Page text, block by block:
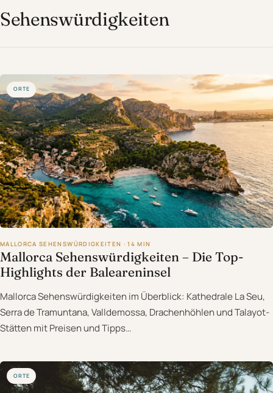
Sehenswürdigkeiten
ORTE
MALLORCA SEHENSWÜRDIGKEITEN · 14 MIN
Mallorca Sehenswürdigkeiten – Die Top-
Highlights der Baleareninsel
Mallorca Sehenswürdigkeiten im Überblick: Kathedrale La Seu,
Serra de Tramuntana, Valldemossa, Drachenhöhlen und Talayot-
Stätten mit Preisen und Tipps…
ORTE